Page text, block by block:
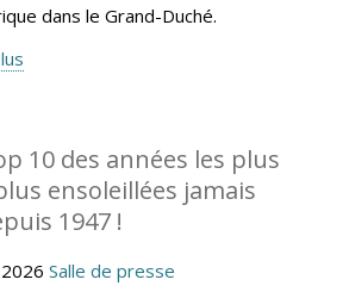
dans le Grand-Duché.
10 des années les plus
ensoleillées jamais
1947 !
Salle de presse